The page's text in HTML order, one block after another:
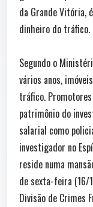
da Grande Vitória,
dinheiro do tráfico.
Segundo o
vários anos,
tráfico.
patrimônio do
salarial como
investigador no
reside numa
de sexta-feira (16/
Divisão de Crimes